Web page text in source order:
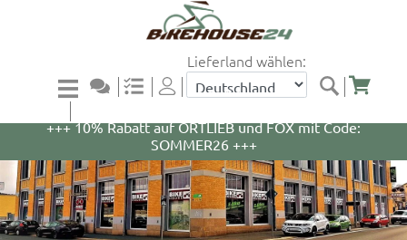
Lieferland wählen:
+++ 5% Rabatt auf WOOM Bikes und Zubehör mit
+++ 10% Rabatt auf ORTLIEB und FOX mit Code:
SOMMER26 +++